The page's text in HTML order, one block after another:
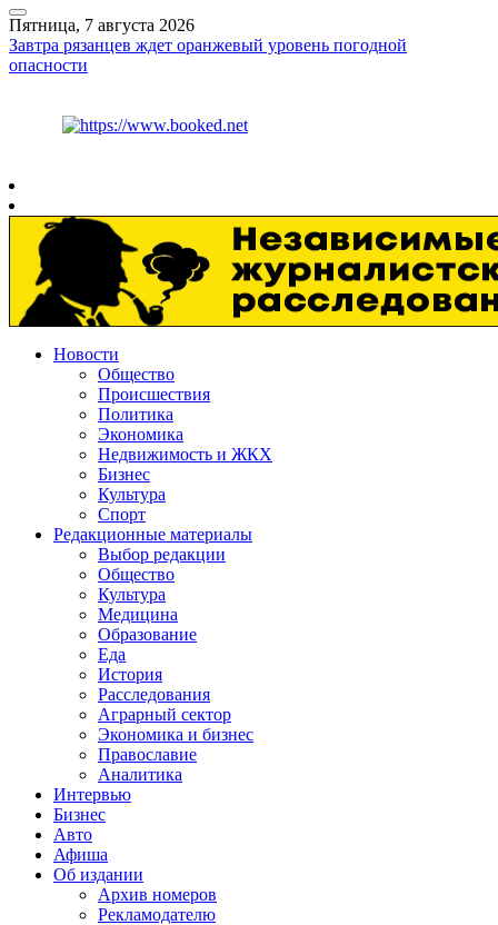
Пятница, 7 августа 2026
Завтра рязанцев ждет оранжевый уровень погодной
опасности
Новости
Общество
Происшествия
Политика
Экономика
Недвижимость и ЖКХ
Бизнес
Культура
Спорт
Редакционные материалы
Выбор редакции
Общество
Культура
Медицина
Образование
Еда
История
Расследования
Аграрный сектор
Экономика и бизнес
Православие
Аналитика
Интервью
Бизнес
Авто
Афиша
Об издании
Архив номеров
Рекламодателю